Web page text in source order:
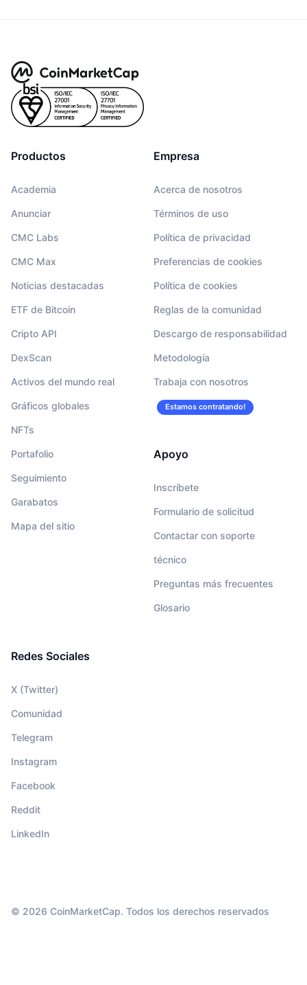
Productos
Academia
Anunciar
CMC Labs
CMC Max
Noticias destacadas
ETF de Bitcoin
Cripto API
DexScan
Activos del mundo real
Gráficos globales
NFTs
Portafolio
Seguimiento
Garabatos
Mapa del sitio
Empresa
Acerca de nosotros
Términos de uso
Política de privacidad
Preferencias de cookies
Política de cookies
Reglas de la comunidad
Descargo de responsabilidad
Metodología
Trabaja con nosotros
Estamos contratando!
Apoyo
Inscríbete
Formulario de solicitud
Contactar con soporte
técnico
Preguntas más frecuentes
Glosario
Redes Sociales
X (Twitter)
Comunidad
Telegram
Instagram
Facebook
Reddit
LinkedIn
© 2026 CoinMarketCap. Todos los derechos reservados